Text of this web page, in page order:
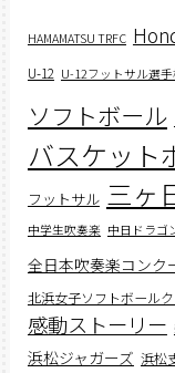
HAMAMATSU TRFC
U-12 U-12フットサル選
ソフトボール
バスケット
フットサル 三ヶ
中学生吹奏楽 中日ドラゴ
全日本吹奏楽コンク
北浜女子ソフトボール
感動ストーリー
浜松ジャガーズ 浜松